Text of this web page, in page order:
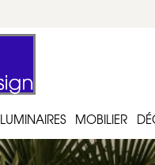
LUMINAIRES MOBILIER